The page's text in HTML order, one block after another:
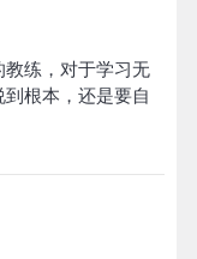
教练，对于学习无
根本，还是要自